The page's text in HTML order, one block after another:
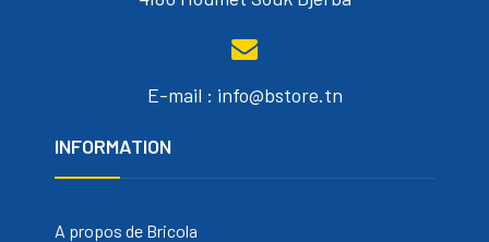
E-mail : info@bstore.tn
INFORMATION
A propos de Bricola